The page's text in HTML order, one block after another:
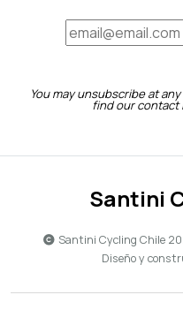
You may unsubscribe at
find our contact
Santini
Santini Cycling Chile
Diseño y